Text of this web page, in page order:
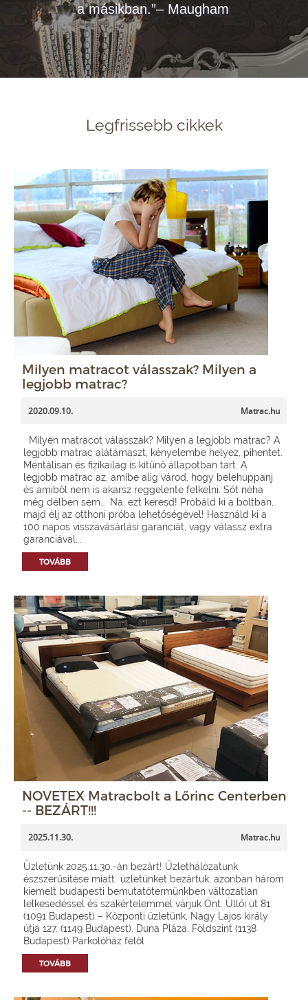
a másikban.”– Maugham
Legfrissebb cikkek
Milyen matracot válasszak? Milyen a
legjobb matrac?
2020.09.10. Matrac.hu
Milyen matracot válasszak? Milyen a legjobb matrac? A
legjobb matrac alátámaszt, kényelembe helyez, pihentet.
Mentálisan és fizikailag is kitűnő állapotban tart. A
legjobb matrac az, amibe alig várod, hogy belehuppanj
és amiből nem is akarsz reggelente felkelni. Sőt néha
még délben sem… Na, ezt keresd! Próbáld ki a boltban,
majd élj az otthoni próba lehetőségével! Használd ki a
100 napos visszavásárlási garanciát, vagy válassz extra
garanciával...
TOVÁBB
NOVETEX Matracbolt a Lőrinc Centerben
-- BEZÁRT!!!
2025.11.30. Matrac.hu
Üzletünk 2025.11.30.-án bezárt! Üzlethálózatunk
észszerűsítése miatt üzletünket bezártuk, azonban három
kiemelt budapesti bemutatótermünkben változatlan
lelkesedéssel és szakértelemmel várjuk Önt: Üllői út 81.
(1091 Budapest) – Központi üzletünk, Nagy Lajos király
útja 127. (1149 Budapest), Duna Pláza, Földszint (1138
Budapest) Parkolóház felől
TOVÁBB